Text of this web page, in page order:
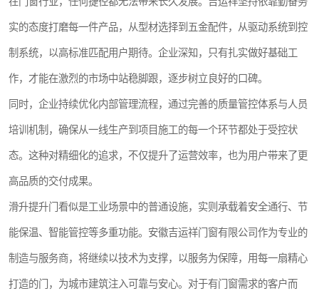
实的态度打磨每一件产品，从型材选择到五金配件，从驱动系统到控
制系统，以高标准匹配用户期待。企业深知，只有扎实做好基础工
作，才能在激烈的市场中站稳脚跟，逐步树立良好的口碑。
同时，企业持续优化内部管理流程，通过完善的质量管控体系与人员
培训机制，确保从一线生产到项目施工的每一个环节都处于受控状
态。这种对精细化的追求，不仅提升了运营效率，也为用户带来了更
高品质的交付成果。
滑升提升门看似是工业场景中的普通设施，实则承载着安全通行、节
能保温、智能管控等多重功能。安徽吉运祥门窗有限公司作为专业的
制造与服务商，将继续以技术为支撑，以服务为保障，用每一扇精心
打造的门，为城市建筑注入可靠与安心。对于有门窗需求的客户而